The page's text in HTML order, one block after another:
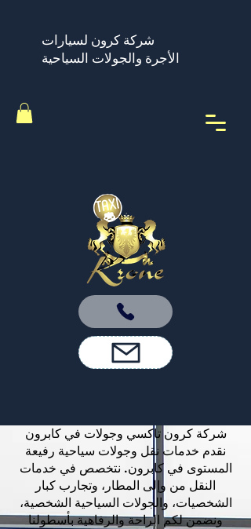
شركة كرون لسيارات
الأجرة والجولات السياحية
شركة كرون تاكسي وجولات في كابرون
نقدم خدمات نقل وجولات سياحية رفيعة
المستوى في كابرون. نتخصص في خدمات
النقل من وإلى المطار، وتجارب كبار
الشخصيات، والجولات السياحية الشخصية،
ونضمن لكم الراحة والرفاهية بأسطولنا